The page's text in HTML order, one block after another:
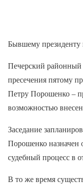
Бывшему президенту
Печерский районный
пресечения пятому
Петру Порошенко –
возможностью
Заседание
Порошенко назначен
судебный процесс в
В то же время